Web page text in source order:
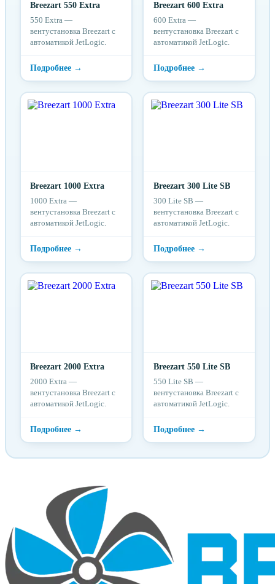
Breezart 550 Extra
550 Extra —
вентустановка Breezart с
автоматикой JetLogic.
Breezart 600 Extra
600 Extra —
вентустановка Breezart с
автоматикой JetLogic.
Breezart 1000 Extra
1000 Extra —
вентустановка Breezart с
автоматикой JetLogic.
Breezart 300 Lite SB
300 Lite SB —
вентустановка Breezart с
автоматикой JetLogic.
Breezart 2000 Extra
2000 Extra —
вентустановка Breezart с
автоматикой JetLogic.
Breezart 550 Lite SB
550 Lite SB —
вентустановка Breezart с
автоматикой JetLogic.